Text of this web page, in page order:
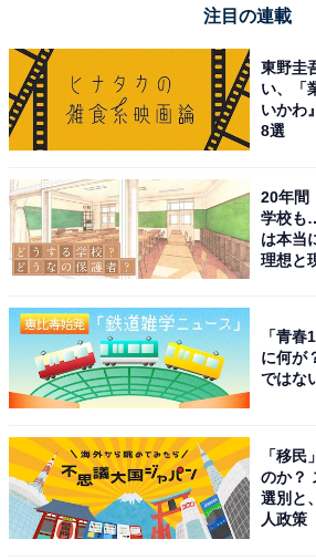
玉県）といった声が集まりました。
※回答者からのコメントは原文ママ
※記事内容は執筆時点のものです。
ください
次ページ 7位までのラン
注目の連載
東野圭
い、「
いかわ
8選
20年間
学校も
は本当
理想と
「青
に何が
ではな
「移
のか？
選別と
人政策